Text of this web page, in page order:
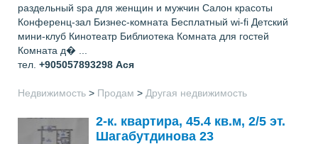
раздельный spa для женщин и мужчин Салон красоты
Конференц-зал Бизнес-комната Бесплатный wi-fi Детский
мини-клуб Кинотеатр Библиотека Комната для гостей
Комната д� ...
тел. +905057893298 Ася
Недвижимость > Продам > Другая недвижимость
2-к. квартира, 45.4 кв.м, 2/5 эт.
Шагабутдинова 23